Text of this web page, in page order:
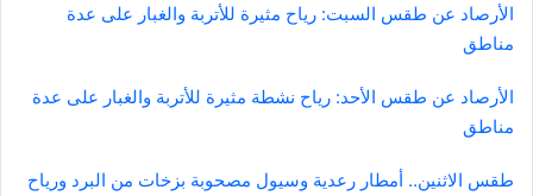
الأرصاد عن طقس السبت: رياح مثيرة للأتربة والغبار على عدة
مناطق
الأرصاد عن طقس الأحد: رياح نشطة مثيرة للأتربة والغبار على عدة
مناطق
طقس الاثنين.. أمطار رعدية وسيول مصحوبة بزخات من البرد ورياح